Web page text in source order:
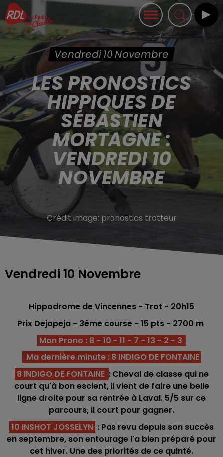
Vendredi 10 Novembre
LES PRONOSTICS
HIPPIQUES DE
SÉBASTIEN
MORTAGNE :
VENDREDI 10
NOVEMBRE
Crédit image: pronostics trotteur
Vendredi 10 Novembre
Hippodrome de Vincennes - Trot - 20h15
Prix Dejopeja - 3éme course - 15 pts - 2700 m
Mon Prono : 8 - 10 - 11 - 7 - 13 - 2 - 3
Ma dernière minute : 8 INDIGO DE FONTAINE
8 INDIGO DE FONTAINE : Cheval de classe qui ne
court qu'à bon escient, il vient de faire une belle
ligne droite pour sa rentrée à Laval. 5/5 sur ce
parcours, il court pour gagner.
10 INSHOT JOSSELYN : Pas revu depuis son succès
en septembre, son entourage l'a bien préparé pour
cet hiver. Une des priorités de ce quinté.